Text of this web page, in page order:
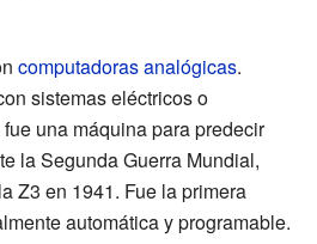
computadoras analógicas.
sistemas eléctricos o
una máquina para predecir
la Segunda Guerra Mundial,
Z3 en 1941. Fue la primera
automática y programable.